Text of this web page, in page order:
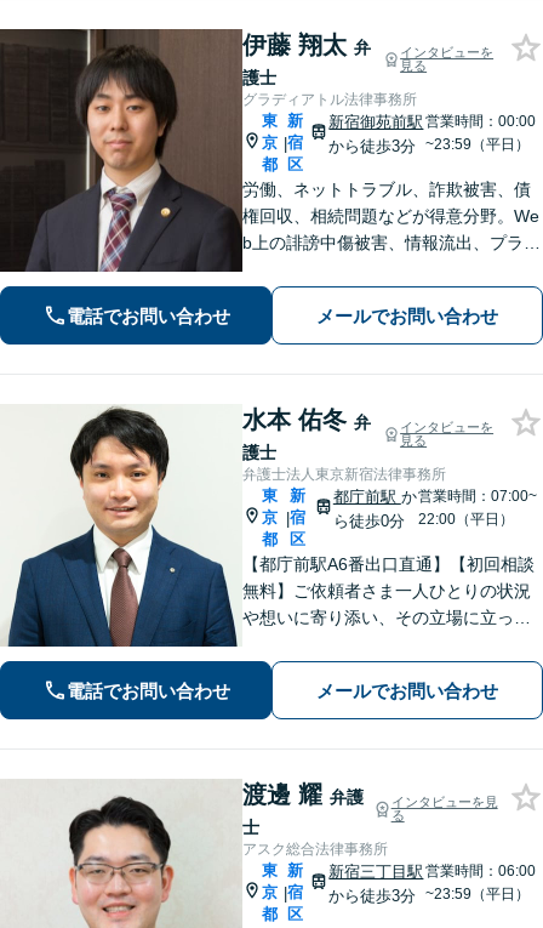
伊藤 翔太 弁
護士
インタビューを
見る
グラディアトル法律事務所
東
京
都
|
新
宿
区
新宿御苑前駅
から徒歩3分
営業時間：00:00
~23:59（平日）
労働、ネットトラブル、詐欺被害、債
権回収、相続問題などが得意分野。We
b上の誹謗中傷被害、情報流出、プライ
す。24時間365日対応。問題解決へ導
いてまいります。まずは事務所へご相
談ください。
電話でお問い合わせ メールでお問い合わせ
水本 佑冬 弁
護士
インタビューを
見る
弁護士法人東京新宿法律事務所
東
京
都
|
新
宿
区
都庁前駅 か
ら徒歩0分
営業時間：07:00~
22:00（平日）
【都庁前駅A6番出口直通】【初回相談
無料】ご依頼者さま一人ひとりの状況
や想いに寄り添い、その立場に立って
して明るい未来へ踏み出せるよう、誠
実に向き合い、全力を尽くします！
【休日や夜間相談も柔軟に対応】
電話でお問い合わせ メールでお問い合わせ
渡邊 耀 弁護
士
インタビューを見
る
アスク総合法律事務所
東
京
都
|
新
宿
区
新宿三丁目駅
から徒歩3分
営業時間：06:00
~23:59（平日）